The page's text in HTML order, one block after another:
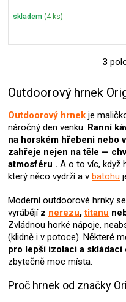
skladem (4 ks)
3
Outdoorový hrnek
Outdoorový hrnek je
náročný den venku. Ranní
na horském hřebeni nebo
zahřeje nejen na těle —
atmosféru . A o to víc, když
který něco vydrží a v batohu
Moderní outdoorové hrnky se
vyrábějí z nerezu, titanu
Zvládnou horké nápoje,
(klidně i v potoce). Některé
pro lepší izolaci a skládací
zbytečně moc místa.
Proč hrnek od značky